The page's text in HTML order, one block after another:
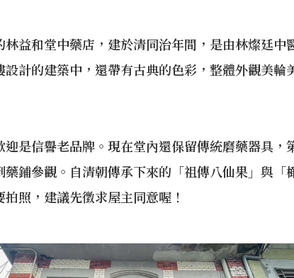
林益和堂中藥店，建於清同治年間，是由林燦廷中
設計的建築中，還帶有古典的色彩，整體外觀美輪
迎是信譽老品牌。現在堂內還保留傳統磨藥器具，
藥鋪參觀。自清朝傳承下來的「祖傳八仙果」與「
照，建議先徵求屋主同意喔！